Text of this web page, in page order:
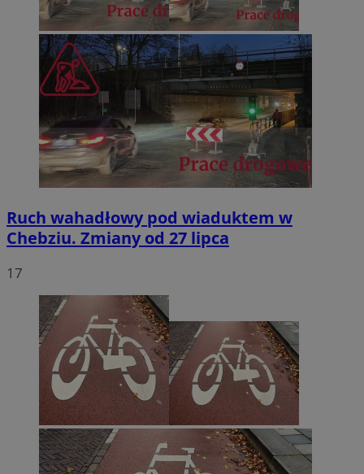
Ruch wahadłowy pod wiaduktem w
Chebziu. Zmiany od 27 lipca
17